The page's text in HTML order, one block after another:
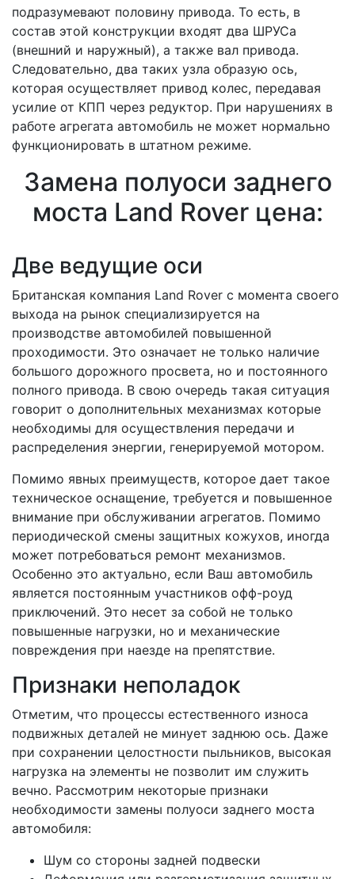
подразумевают половину привода. То есть, в
состав этой конструкции входят два ШРУСа
(внешний и наружный), а также вал привода.
Следовательно, два таких узла образую ось,
которая осуществляет привод колес, передавая
усилие от КПП через редуктор. При нарушениях в
работе агрегата автомобиль не может нормально
функционировать в штатном режиме.
Замена полуоси заднего
моста Land Rover цена:
Две ведущие оси
Британская компания Land Rover с момента своего
выхода на рынок специализируется на
производстве автомобилей повышенной
проходимости. Это означает не только наличие
большого дорожного просвета, но и постоянного
полного привода. В свою очередь такая ситуация
говорит о дополнительных механизмах которые
необходимы для осуществления передачи и
распределения энергии, генерируемой мотором.
Помимо явных преимуществ, которое дает такое
техническое оснащение, требуется и повышенное
внимание при обслуживании агрегатов. Помимо
периодической смены защитных кожухов, иногда
может потребоваться ремонт механизмов.
Особенно это актуально, если Ваш автомобиль
является постоянным участников офф-роуд
приключений. Это несет за собой не только
повышенные нагрузки, но и механические
повреждения при наезде на препятствие.
Признаки неполадок
Отметим, что процессы естественного износа
подвижных деталей не минует заднюю ось. Даже
при сохранении целостности пыльников, высокая
нагрузка на элементы не позволит им служить
вечно. Рассмотрим некоторые признаки
необходимости замены полуоси заднего моста
автомобиля:
Шум со стороны задней подвески